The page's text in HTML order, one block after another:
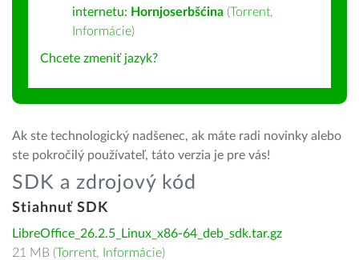
internetu: Hornjoserbšćina (Torrent,
Informácie)
Chcete zmeniť jazyk?
Ak ste technologický nadšenec, ak máte radi novinky alebo
ste pokročilý používateľ, táto verzia je pre vás!
SDK a zdrojový kód
Stiahnuť SDK
LibreOffice_26.2.5_Linux_x86-64_deb_sdk.tar.gz
21 MB (Torrent, Informácie)